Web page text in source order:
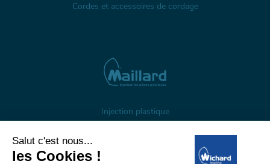
Cordes et accessoires de cordage
Injection plastique